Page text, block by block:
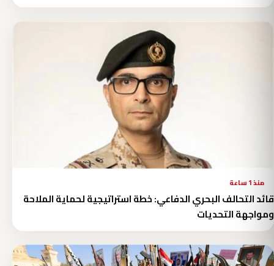
منذ 1 ساعة
قائد التحالف البحري الدفاعي: خطة استراتيجية لحماية الملاحة
ومواجهة التحديات